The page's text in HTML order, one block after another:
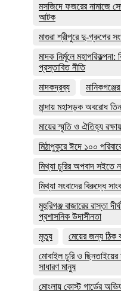
মসজিদে ফজরের নামাজে
আটক
মাগুরা শ্রীপুরে দু-গ্রুপের
মাদক নির্মূলে
প্রস্তাবিত নীতি
মাদকদ্রব্য
মান্দায় মহাসড়ক অবরোধ
মায়ের স্মৃতি ও ঐতিহ্য
মিঠাপুকুরে ঈদে ১০০
মিথ্যা চুরির অপবাদ সইতে
মিথ্যা সংবাদের বিরুদ্ধে
মুহুরিগঞ্জ বাজারের রাস্তা
প্রশাসনিক উদাসীনতা
মৃত্যু
মেয়ের জন্য ঠিক
মোবাইল চুরি ও ছিনতাইয়ের
সাধারণ মানুষ
মোংলায় কোস্ট গার্ডের